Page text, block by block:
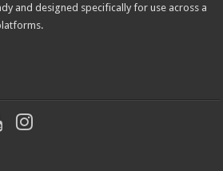
and designed specifically for use across a